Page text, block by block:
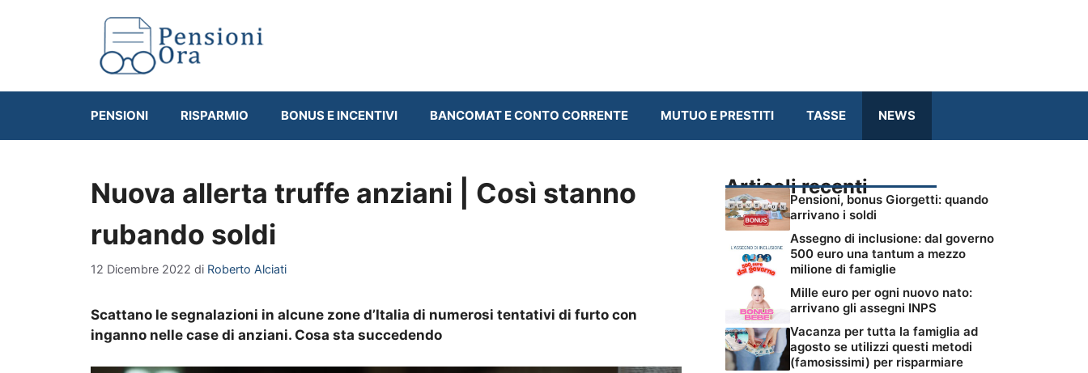
PENSIONI RISPARMIO BONUS E INCENTIVI BANCOMAT E CONTO CORRENTE MUTUO E PRESTITI TASSE NEWS
Nuova allerta truffe anziani | Così stanno
rubando soldi
12 Dicembre 2022 di Roberto Alciati
Scattano le segnalazioni in alcune zone d’Italia di numerosi tentativi di furto con
inganno nelle case di anziani. Cosa sta succedendo
Articoli recenti
Pensioni, bonus Giorgetti: quando
arrivano i soldi
Assegno di inclusione: dal governo
500 euro una tantum a mezzo
milione di famiglie
Mille euro per ogni nuovo nato:
arrivano gli assegni INPS
Vacanza per tutta la famiglia ad
agosto se utilizzi questi metodi
(famosissimi) per risparmiare